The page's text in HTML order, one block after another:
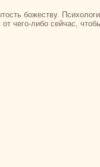
божеству.
чего-либо сейчас,